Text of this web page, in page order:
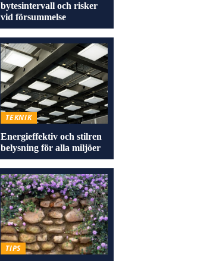
bytesintervall och risker
vid försummelse
TEKNIK
Energieffektiv och stilren
belysning för alla miljöer
TIPS